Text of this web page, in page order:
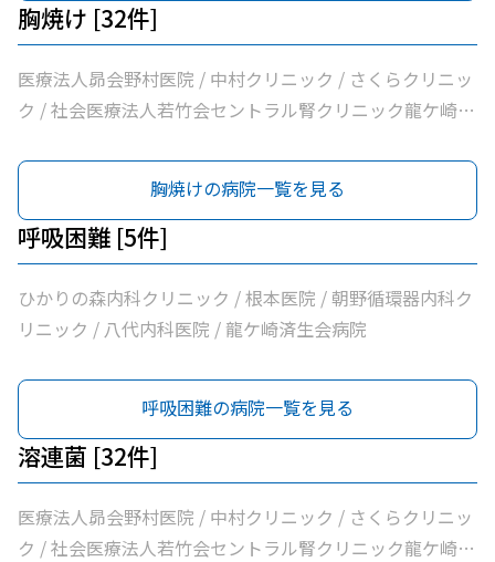
科医院 / 飯野クリニック / 松葉クリニック / 根本医院 / 医
療法人社団健幸福会龍ケ崎大徳ヘルシークリニック / 医療
法人社団清和会いしかわクリニック / 横田医院 / 茨城県竜
ケ崎保健所 / 朝野循環器内科クリニック / 医療法人いがら
医院 / 八代内科医院 / 高田整形外科 / 龍ケ崎済生会病院 /
うちだ医院 / ユビキタスクリニック / 医療法人社団八峰会
池田病院
胸焼け [32件]
医療法人昴会野村医院 / 中村クリニック / さくらクリニッ
ク / 社会医療法人若竹会セントラル腎クリニック龍ケ崎 /
外科 / 牛尾病院 / 松本クリニック / ひかりの森内科クリニ
ック / 吉澤胃腸内科医院 / 山村医院 / 山本医院 / 福岡小児
科医院 / 飯野クリニック / 松葉クリニック / 根本医院 / 医
療法人社団健幸福会龍ケ崎大徳ヘルシークリニック / 医療
法人社団清和会いしかわクリニック / 横田医院 / 茨城県竜
ケ崎保健所 / 朝野循環器内科クリニック / 医療法人いがら
医院 / 八代内科医院 / 高田整形外科 / 龍ケ崎済生会病院 /
うちだ医院 / ユビキタスクリニック / 医療法人社団八峰会
池田病院
胸焼けの病院一覧を見る
呼吸困難 [5件]
ひかりの森内科クリニック / 根本医院 / 朝野循環器内科ク
リニック / 八代内科医院 / 龍ケ崎済生会病院
呼吸困難の病院一覧を見る
溶連菌 [32件]
医療法人昴会野村医院 / 中村クリニック / さくらクリニッ
ク / 社会医療法人若竹会セントラル腎クリニック龍ケ崎 /